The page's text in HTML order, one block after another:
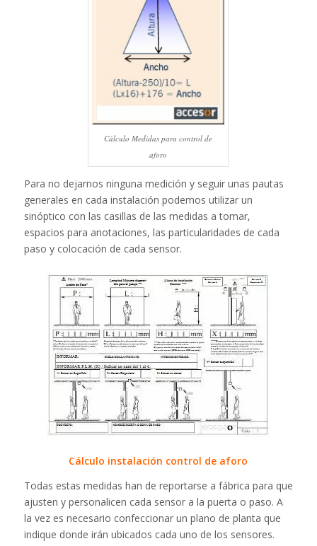
Cálculo Medidas para control de
aforo
Para no dejarnos ninguna medición y seguir unas pautas
generales en cada instalación podemos utilizar un
sinóptico con las casillas de las medidas a tomar,
espacios para anotaciones, las particularidades de cada
paso y colocación de cada sensor.
Cálculo instalación control de aforo
Todas estas medidas han de reportarse a fábrica para que
ajusten y personalicen cada sensor a la puerta o paso. A
la vez es necesario confeccionar un plano de planta que
indique donde irán ubicados cada uno de los sensores.